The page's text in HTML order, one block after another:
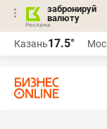
забронируй
валюту
Казань17.5°